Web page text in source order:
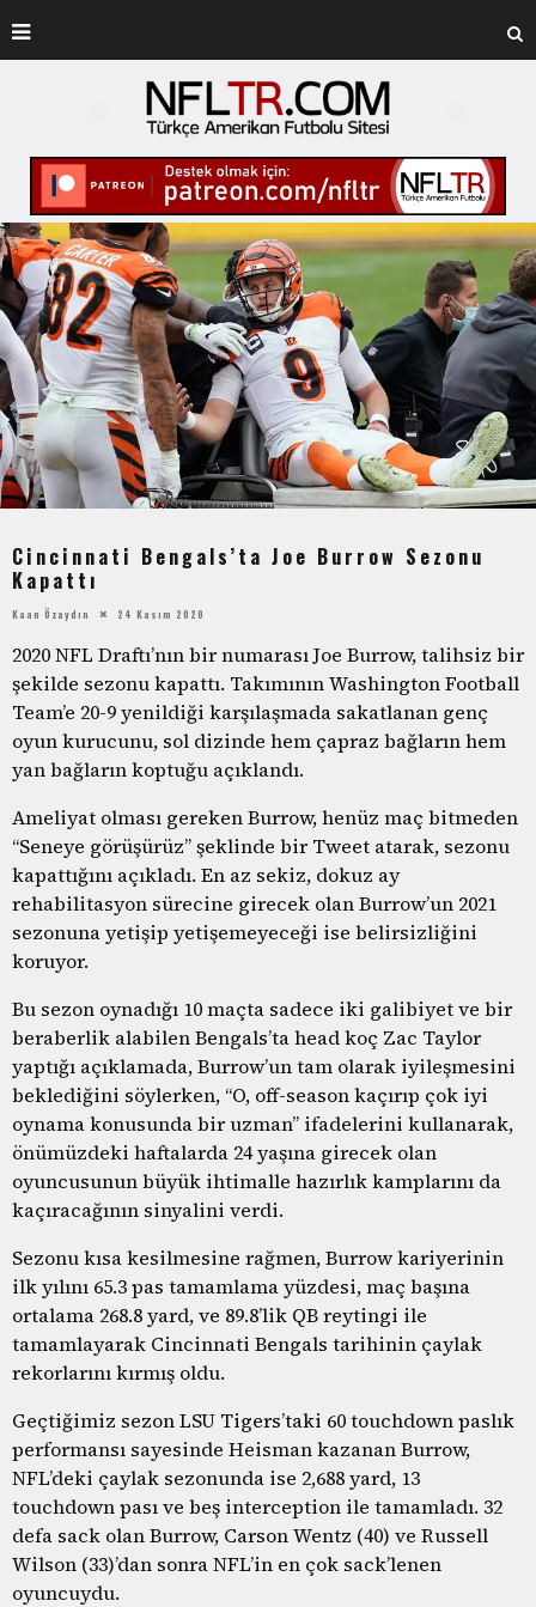
Cincinnati Bengals’ta Joe Burrow Sezonu
Kapattı
Kaan Özaydın 24 Kasım 2020
2020 NFL Draftı’nın bir numarası Joe Burrow, talihsiz bir
şekilde sezonu kapattı. Takımının Washington Football
Team’e 20-9 yenildiği karşılaşmada sakatlanan genç
oyun kurucunu, sol dizinde hem çapraz bağların hem
yan bağların koptuğu açıklandı.
Ameliyat olması gereken Burrow, henüz maç bitmeden
“Seneye görüşürüz” şeklinde bir Tweet atarak, sezonu
kapattığını açıkladı. En az sekiz, dokuz ay
rehabilitasyon sürecine girecek olan Burrow’un 2021
sezonuna yetişip yetişemeyeceği ise belirsizliğini
koruyor.
Bu sezon oynadığı 10 maçta sadece iki galibiyet ve bir
beraberlik alabilen Bengals’ta head koç Zac Taylor
yaptığı açıklamada, Burrow’un tam olarak iyileşmesini
beklediğini söylerken, “O, off-season kaçırıp çok iyi
oynama konusunda bir uzman” ifadelerini kullanarak,
önümüzdeki haftalarda 24 yaşına girecek olan
oyuncusunun büyük ihtimalle hazırlık kamplarını da
kaçıracağının sinyalini verdi.
Sezonu kısa kesilmesine rağmen, Burrow kariyerinin
ilk yılını 65.3 pas tamamlama yüzdesi, maç başına
ortalama 268.8 yard, ve 89.8’lik QB reytingi ile
tamamlayarak Cincinnati Bengals tarihinin çaylak
rekorlarını kırmış oldu.
Geçtiğimiz sezon LSU Tigers’taki 60 touchdown paslık
performansı sayesinde Heisman kazanan Burrow,
NFL’deki çaylak sezonunda ise 2,688 yard, 13
touchdown pası ve beş interception ile tamamladı. 32
defa sack olan Burrow, Carson Wentz (40) ve Russell
Wilson (33)’dan sonra NFL’in en çok sack’lenen
oyuncuydu.